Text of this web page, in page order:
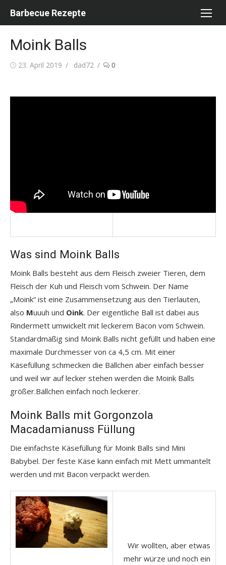
Barbecue Rezepte
Moink Balls
Posted
23. April 2019 Author
dad72 0
Was sind Moink Balls
Moink Balls besteht aus dem Fleisch zweier Tieren, dem
Fleisch der Kuh und Fleisch vom Schwein. Der Name
„Moink“ ist eine Zusammensetzung aus den Tierlauten,
also Muuuh und Oink. Der eigentliche Ball ist dabei aus
Rindermett umwickelt mit leckerem Bacon vom Schwein.
Standardmäßig sind Moink Balls nicht gefüllt und haben eine
maximale Durchmesser von ca 4,5 cm. Mit einer
Käsefüllung schmecken die Bällchen aber einfach besser
und weil wir auf lecker stehen werden die Moink Balls
größer.Bällchen einfach noch leckerer.
Moink Balls mit Gorgonzola
Macadamianuss Füllung
Die einfachste Käsefüllung für Moink Balls sind Mini
Babybel. Der feste Käse kann einfach mit Mett ummantelt
werden und mit Bacon verpackt werden.
Wir wollten, aber etwas
mehr würze und noch ein